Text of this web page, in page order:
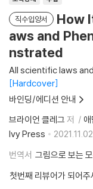
직수입양서
How
aws and
nstrated
All scientific laws
Hardcover
바인딩/에디션 안내
브라이언 클레그 저
Ivy Press
2021.11.02.
번역서 그림으로 보는
첫번째 리뷰어가 되어주